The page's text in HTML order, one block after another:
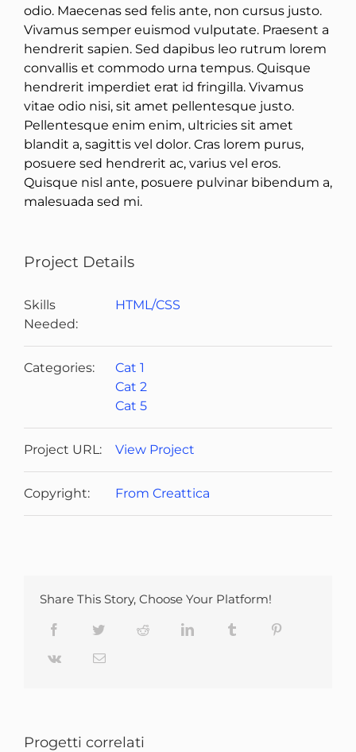
odio. Maecenas sed felis ante, non cursus justo.
Vivamus semper euismod vulputate. Praesent a
hendrerit sapien. Sed dapibus leo rutrum lorem
convallis et commodo urna tempus. Quisque
hendrerit imperdiet erat id fringilla. Vivamus
vitae odio nisi, sit amet pellentesque justo.
Pellentesque enim enim, ultricies sit amet
blandit a, sagittis vel dolor. Cras lorem purus,
posuere sed hendrerit ac, varius vel eros.
Quisque nisl ante, posuere pulvinar bibendum a,
malesuada sed mi.
Project Details
Skills
Needed:
HTML/CSS
Categories:
Cat 1
Cat 2
Cat 5
Project URL: View Project
Copyright: From Creattica
Share This Story, Choose Your Platform!
Facebook Twitter Reddit LinkedIn Tumblr
Vk Email
Progetti correlati